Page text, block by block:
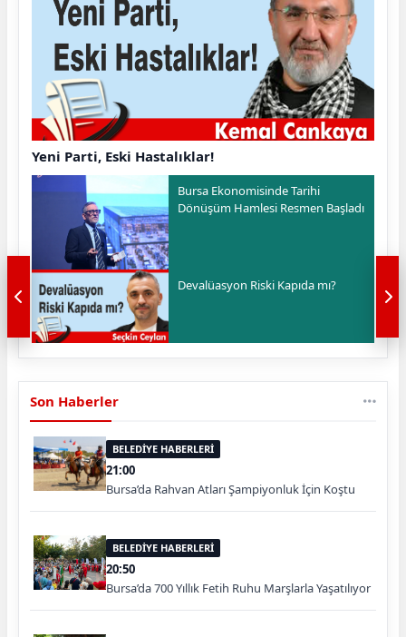
Yeni Parti, Eski Hastalıklar!
Bursa Ekonomisinde Tarihi
Dönüşüm Hamlesi Resmen Başladı
Devalüasyon Riski Kapıda mı?
Son Haberler
BELEDİYE HABERLERİ
21:00
Bursa’da Rahvan Atları Şampiyonluk İçin Koştu
BELEDİYE HABERLERİ
20:50
Bursa’da 700 Yıllık Fetih Ruhu Marşlarla Yaşatılıyor